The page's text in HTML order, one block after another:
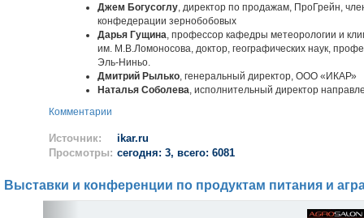
Джем Богусоглу, директор по продажам, ПроГрейн,
конфедерации зернобобовых
Дарья Гущина, профессор кафедры метеорологии и
им. М.В.Ломоносова, доктор, географических наук,
Эль-Ниньо.
Дмитрий Рылько, генеральный директор, ООО «ИКАР»
Наталья Соболева, исполнительный директор
Комментарии
Источник:
ikar.ru
Просмотры: сегодня: 3, всего: 6081
Выставки и конференции по продуктам питания и